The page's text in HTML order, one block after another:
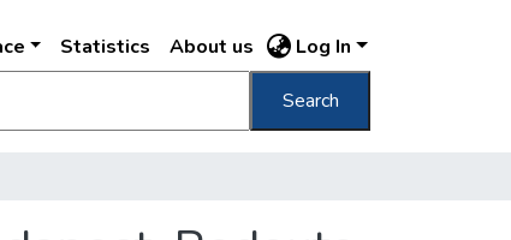
Statistics About us Log In
Search